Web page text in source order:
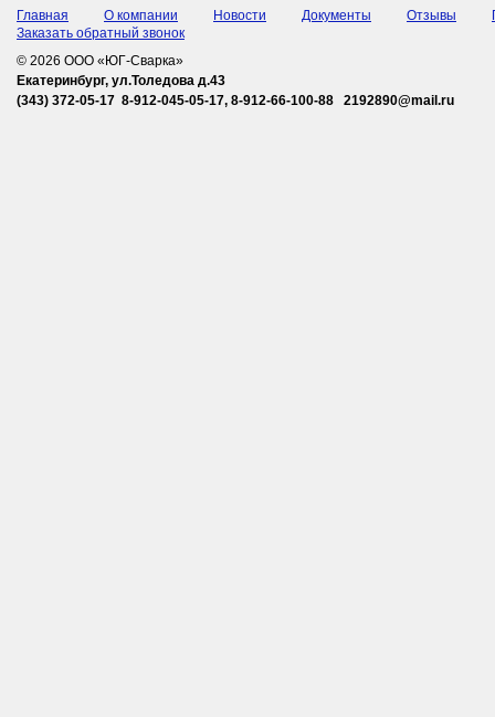
Главная О компании Новости Документы Отзывы
Заказать обратный звонок
© 2026 ООО «ЮГ-Сварка»
Екатеринбург, ул.Толедова д.43
(343) 372-05-17 8-912-045-05-17, 8-912-66-100-88 2192890@mail.ru